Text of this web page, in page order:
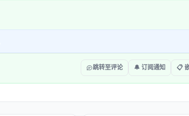
跳转至评论 🔔 订阅通知 📋